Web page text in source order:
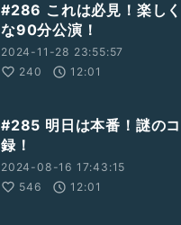
#286 これは必見！楽し
な90分公演！
2024-11-28 23:55:57
240
12:01
#285 明日は本番！謎の
録！
2024-08-16 17:43:15
546
12:01